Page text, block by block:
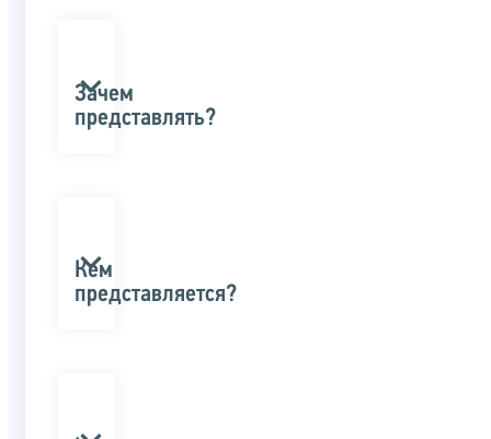
Зачем
представлять?
Кем
представляется?